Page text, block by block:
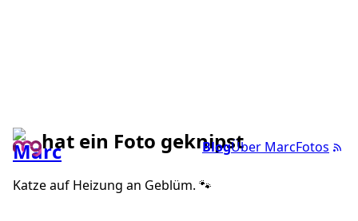
BlogÜber MarcFotos
hat ein Foto geknipst
Katze auf Heizung an Geblüm. 🐾